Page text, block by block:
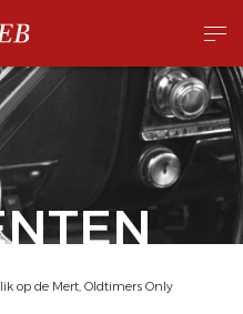
op de Mert, Oldtimers Only